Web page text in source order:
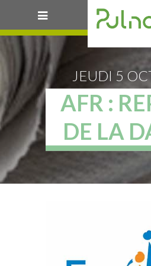
JEUDI 5
AFR :
DE LA